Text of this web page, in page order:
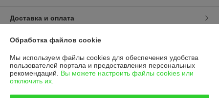
Доставка и оплата
График работы
Полная версия сайта
Обработка файлов cookie
Мы используем файлы cookies для обеспечения удобства
пользователей портала и предоставления персональных
рекомендаций. Вы можете настроить файлы cookies или
отключить их.